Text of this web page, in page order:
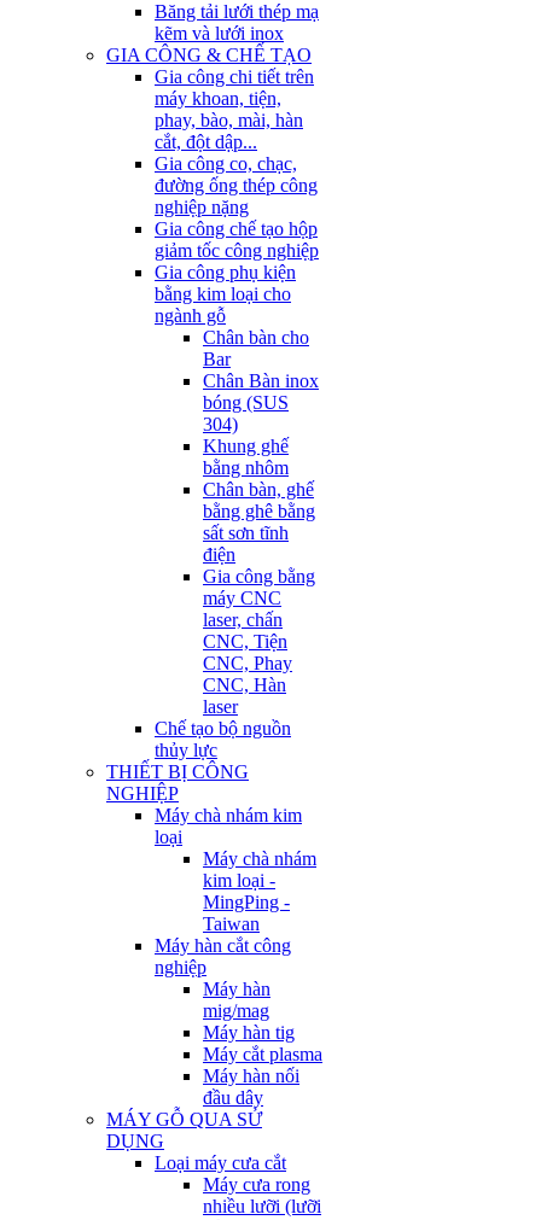
Băng tải lưới thép mạ
kẽm và lưới inox
GIA CÔNG & CHẾ TẠO
Gia công chi tiết trên
máy khoan, tiện,
phay, bào, mài, hàn
cắt, đột dập...
Gia công co, chạc,
đường ống thép công
nghiệp nặng
Gia công chế tạo hộp
giảm tốc công nghiệp
Gia công phụ kiện
bằng kim loại cho
ngành gỗ
Chân bàn cho
Bar
Chân Bàn inox
bóng (SUS
304)
Khung ghế
bằng nhôm
Chân bàn, ghế
bằng ghê bằng
sất sơn tĩnh
điện
Gia công bằng
máy CNC
laser, chấn
CNC, Tiện
CNC, Phay
CNC, Hàn
laser
Chế tạo bộ nguồn
thủy lực
THIẾT BỊ CÔNG
NGHIỆP
Máy chà nhám kim
loại
Máy chà nhám
kim loại -
MingPing -
Taiwan
Máy hàn cắt công
nghiệp
Máy hàn
mig/mag
Máy hàn tig
Máy cắt plasma
Máy hàn nối
đầu dây
MÁY GỖ QUA SỬ
DỤNG
Loại máy cưa cắt
Máy cưa rong
nhiều lưỡi (lưỡi